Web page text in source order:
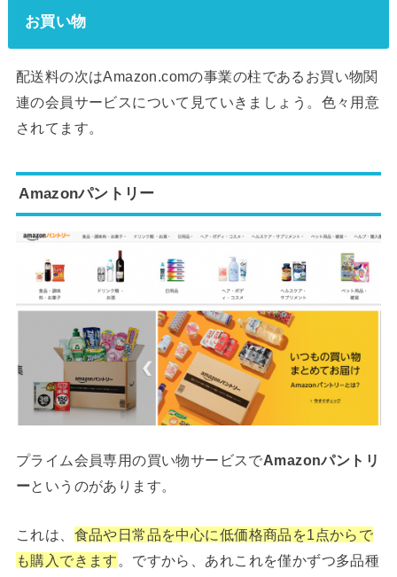
お買い物
配送料の次はAmazon.comの事業の柱であるお買い物関
連の会員サービスについて見ていきましょう。色々用意
されてます。
Amazonパントリー
プライム会員専用の買い物サービスでAmazonパントリ
ーというのがあります。
これは、 食品や日常品を中心に低価格商品を1点からで
も購入できます 。ですから、あれこれを僅かずつ多品種